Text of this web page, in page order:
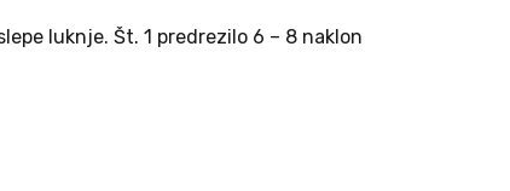
luknje. Št. 1 predrezilo 6 – 8 naklon